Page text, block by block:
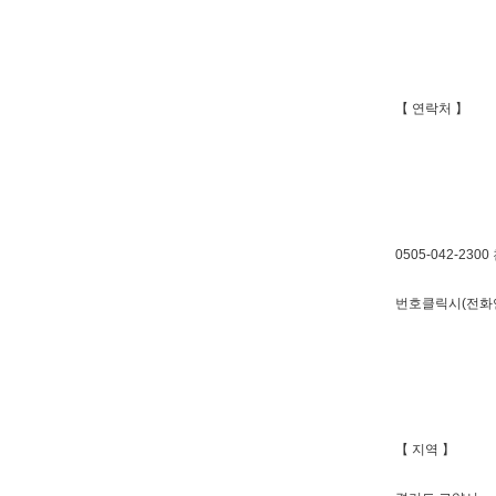
【 연락처 】
0505-042-2300
번호클릭시(전화
【 지역 】